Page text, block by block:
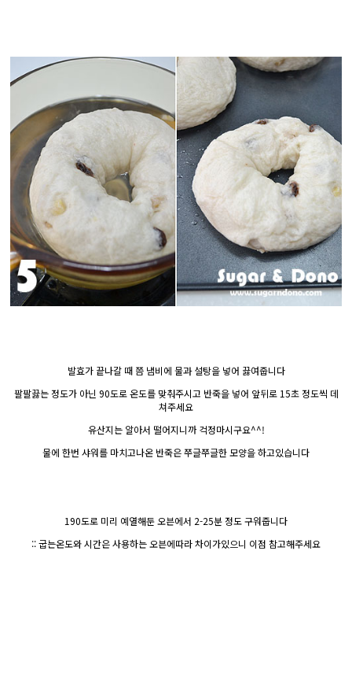
발효가 끝나갈 때 쯤 냄비에 물과 설탕을 넣어 끓여줍니다
팔팔끓는 정도가 아닌 90도로 온도를 맞춰주시고 반죽을 넣어 앞뒤로 15초 정도씩 데
쳐주세요
유산지는 알아서 떨어지니까 걱정마시구요^^!
물에 한번 샤워를 마치고나온 반죽은 쭈글쭈글한 모양을 하고있습니다
190도로 미리 예열해둔 오븐에서 2-25분 정도 구워줍니다
:: 굽는온도와 시간은 사용하는 오븐에따라 차이가있으니 이점 참고해주세요